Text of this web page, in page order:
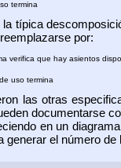
termina
típica
por:
verifica que hay asientos
uso termina
las otras
documentarse
en un
generar el número